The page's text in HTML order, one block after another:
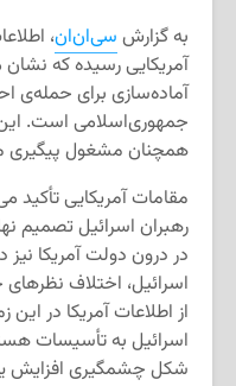
به گزارش سی‌ان‌ان،
آمریکایی رسیده که
آماده‌سازی برای حمله‌ی
جمهوری‌اسلامی است.
همچنان مشغول پیگیری
مقامات آمریکایی
رهبران اسرائیل تصمیم
در درون دولت آمریکا نیز
اسرائیل، اختلاف
از اطلاعات آمریکا در
اسرائیل به تأسیسات
شکل چشمگیری افزایش